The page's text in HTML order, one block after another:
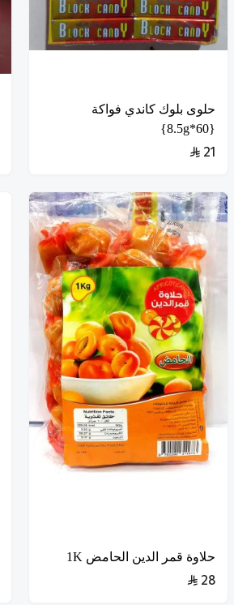
حلوى بلوك كاندي فواكة
{60*8.5g}
21
حلاوة قمر الدين الحامض 1K
28